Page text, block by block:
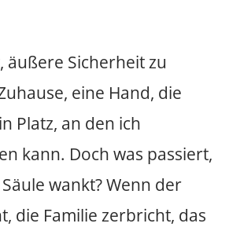
äußere Sicherheit zu
eine Hand, die
Platz, an den ich
kann. Doch was passiert,
wankt? Wenn der
die Familie zerbricht, das